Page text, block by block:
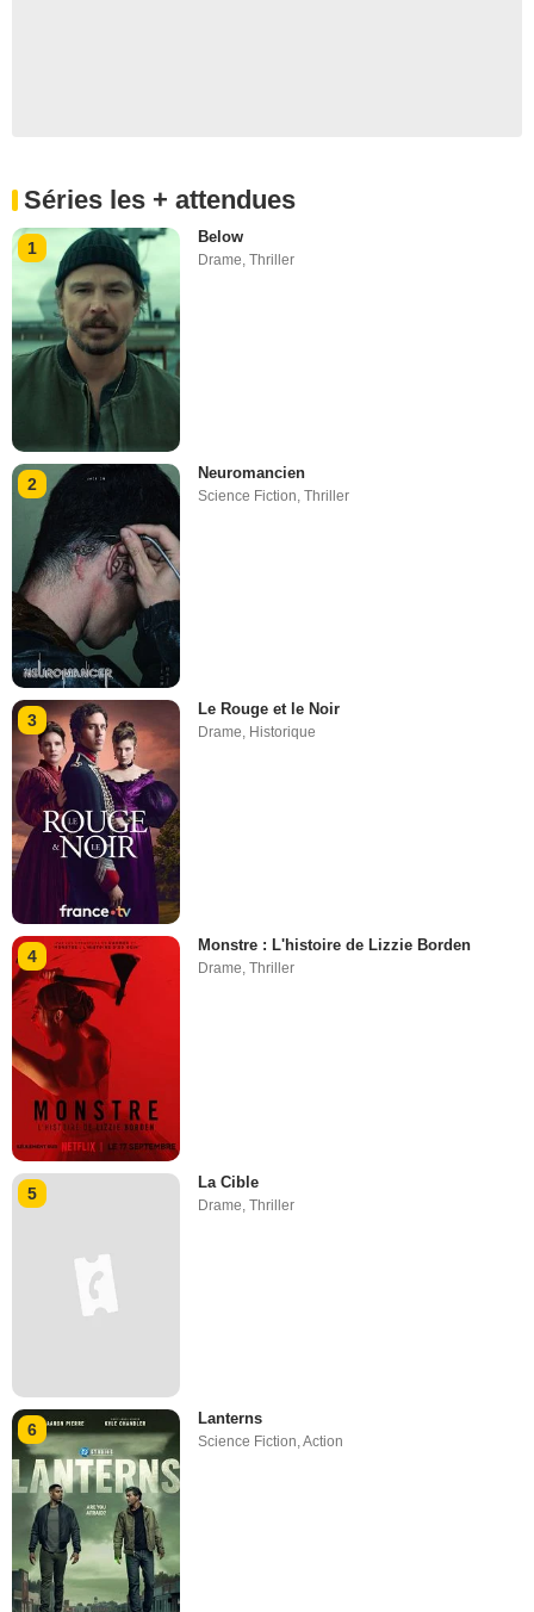
Séries les + attendues
1
Below
Drame ,Thriller
2
Neuromancien
Science Fiction,Thriller
3
Le Rouge et le Noir
Drame, Historique
4
Monstre : L'histoire de Lizzie Borden
Drame,Thriller
5
La Cible
Drame ,Thriller
6
Lanterns
Science Fiction,Action